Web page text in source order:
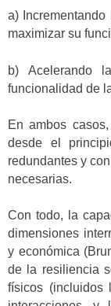
a)
maximizar su
b) Acelerando
funcionalidad de
En ambos
desde el
redundantes y
necesarias.
Con todo, la
dimensiones
y económica
de la resiliencia
físicos (incluidos